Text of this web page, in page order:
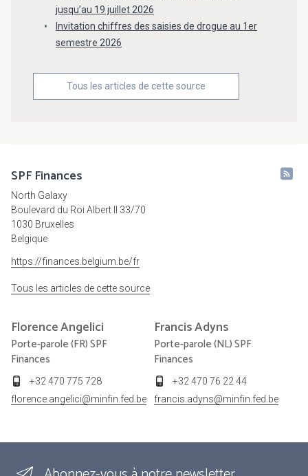
jusqu’au 19 juillet 2026
Invitation chiffres des saisies de drogue au 1er
semestre 2026
Tous les articles de cette source
SPF Finances
North Galaxy
Boulevard du Roi Albert II 33/70
1030 Bruxelles
Belgique
https://finances.belgium.be/fr
Tous les articles de cette source
FlorenceAngelici
Porte-parole (FR) SPF
Finances
+32 470 775 728
florence.angelici@minfin.fed.be
FrancisAdyns
Porte-parole (NL) SPF
Finances
+32 470 76 22 44
francis.adyns@minfin.fed.be